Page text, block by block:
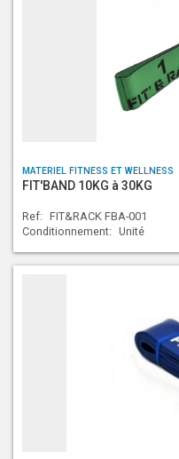
MATERIEL FITNESS ET WELLNESS
FIT'BAND 10KG à 30KG
Ref: FIT&RACK FBA-001
Conditionnement: Unité